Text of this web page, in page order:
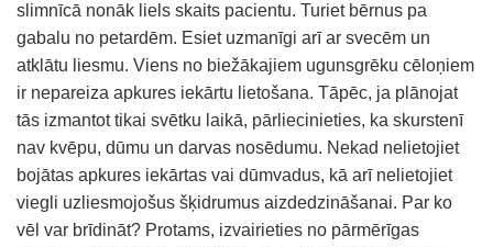
slimnīcā nonāk liels skaits pacientu. Turiet bērnus pa
gabalu no petardēm. Esiet uzmanīgi arī ar svecēm un
atklātu liesmu. Viens no biežākajiem ugunsgrēku cēloņiem
ir nepareiza apkures iekārtu lietošana. Tāpēc, ja plānojat
tās izmantot tikai svētku laikā, pārliecinieties, ka skurstenī
nav kvēpu, dūmu un darvas nosēdumu. Nekad nelietojiet
bojātas apkures iekārtas vai dūmvadus, kā arī nelietojiet
viegli uzliesmojošus šķidrumus aizdedzināšanai. Par ko
vēl var brīdināt? Protams, izvairieties no pārmērīgas